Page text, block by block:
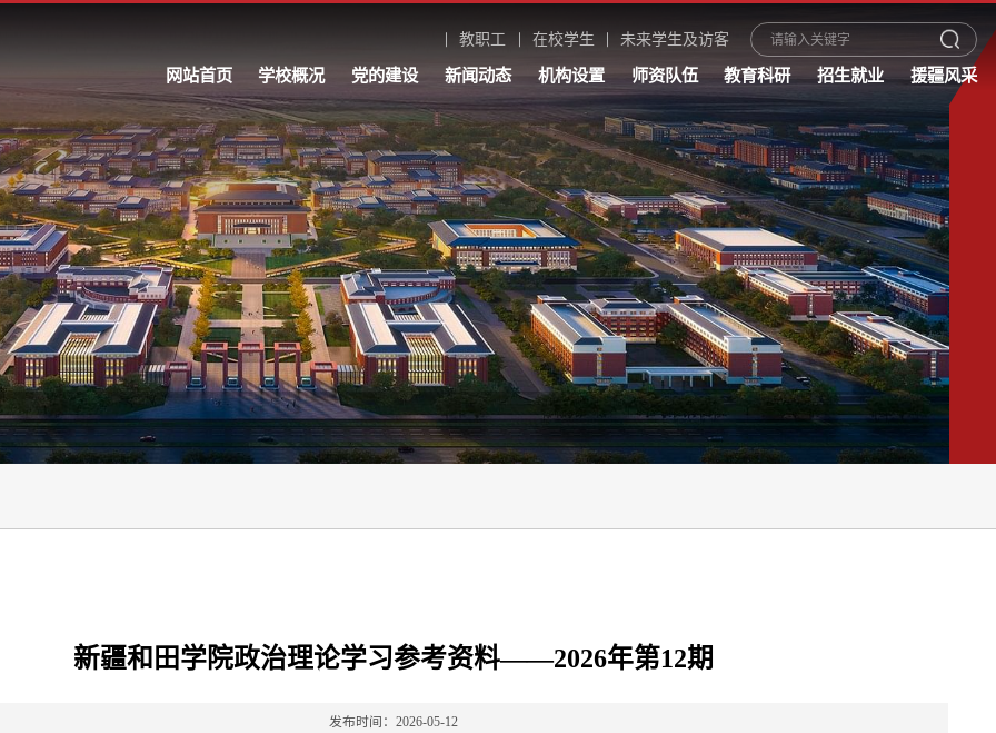
教职工 在校学生 未来学生及访客
网站首页 学校概况 党的建设 新闻动态 机构设置 师资队伍 教育科研 招生就业 援疆风采
新疆和田学院政治理论学习参考资料——2026年第12期
发布时间：2026-05-12